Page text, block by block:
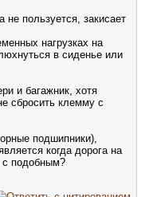
пользуется, закисает
нагрузках на
в сиденье или
и багажник, хотя
сбросить клемму с
подшипники),
когда дорога на
с подобным?